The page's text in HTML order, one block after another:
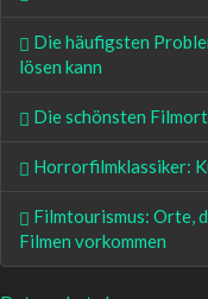
Die häufigsten
lösen kann
Die schönsten
Horrorfilmklassiker:
Filmtourismus: Orte,
Filmen vorkommen